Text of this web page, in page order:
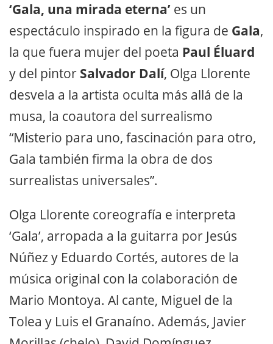
‘Gala, una mirada eterna’ es un
espectáculo inspirado en la figura de Gala,
la que fuera mujer del poeta Paul Éluard
y del pintor Salvador Dalí, Olga Llorente
desvela a la artista oculta más allá de la
musa, la coautora del surrealismo
“Misterio para uno, fascinación para otro,
Gala también firma la obra de dos
surrealistas universales”.
Olga Llorente coreografía e interpreta
‘Gala’, arropada a la guitarra por Jesús
Núñez y Eduardo Cortés, autores de la
música original con la colaboración de
Mario Montoya. Al cante, Miguel de la
Tolea y Luis el Granaíno. Además, Javier